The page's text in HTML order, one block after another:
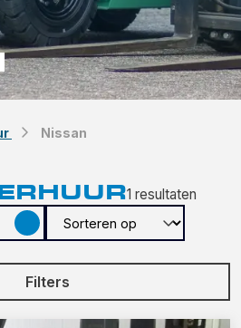
Nissan
1 resultaten
Filters